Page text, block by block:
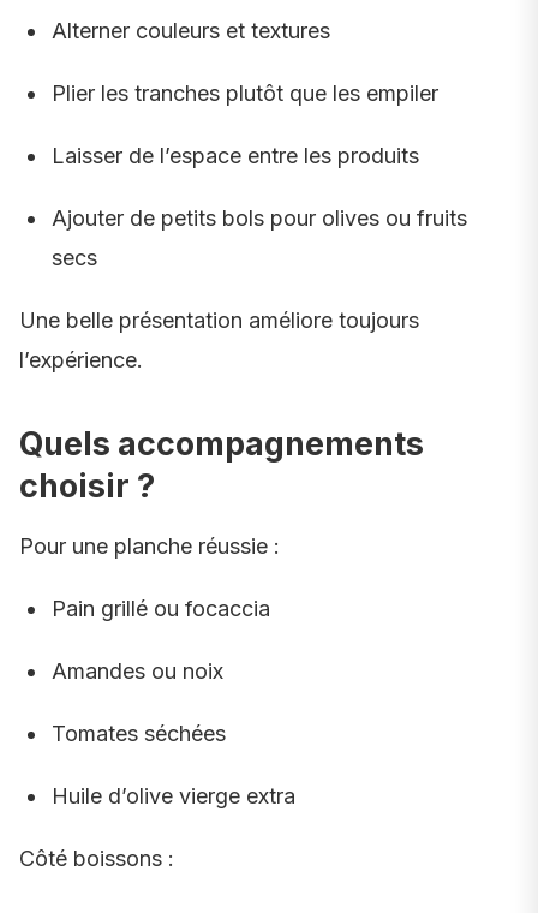
Alterner couleurs et textures
Plier les tranches plutôt que les empiler
Laisser de l’espace entre les produits
Ajouter de petits bols pour olives ou fruits
secs
Une belle présentation améliore toujours
l’expérience.
Quels accompagnements
choisir ?
Pour une planche réussie :
Pain grillé ou focaccia
Amandes ou noix
Tomates séchées
Huile d’olive vierge extra
Côté boissons :